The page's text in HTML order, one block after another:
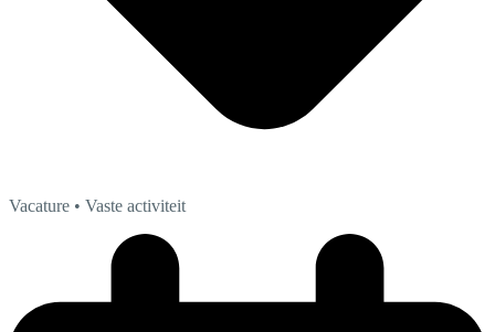
Vacature • Vaste activiteit